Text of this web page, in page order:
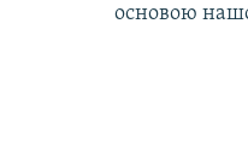
основою